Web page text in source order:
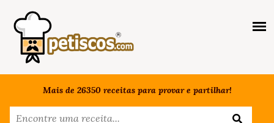
Mais de 26350 receitas para provar e partilhar!